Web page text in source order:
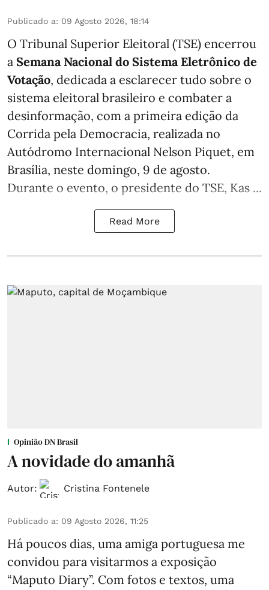
Publicado a: 09 Agosto 2026, 18:14
O Tribunal Superior Eleitoral (TSE) encerrou
a Semana Nacional do Sistema Eletrônico de
Votação, dedicada a esclarecer tudo sobre o
sistema eleitoral brasileiro e combater a
desinformação, com a primeira edição da
Corrida pela Democracia, realizada no
Autódromo Internacional Nelson Piquet, em
Brasília, neste domingo, 9 de agosto.
Durante o evento, o presidente do TSE, Kas ...
Read More
Opinião DN Brasil
A novidade do amanhã
Autor: Cristina Fontenele
Publicado a: 09 Agosto 2026, 11:25
Há poucos dias, uma amiga portuguesa me
convidou para visitarmos a exposição
“Maputo Diary”. Com fotos e textos, uma